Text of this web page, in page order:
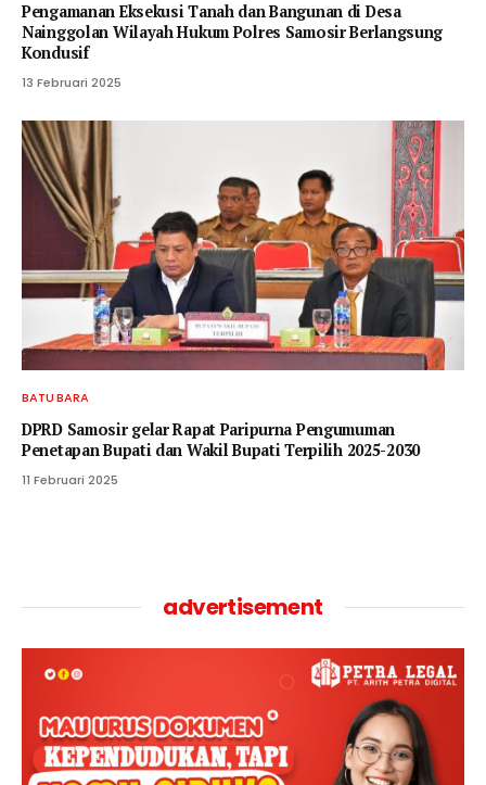
Pengamanan Eksekusi Tanah dan Bangunan di Desa
Nainggolan Wilayah Hukum Polres Samosir Berlangsung
Kondusif
13 Februari 2025
BATU BARA
DPRD Samosir gelar Rapat Paripurna Pengumuman
Penetapan Bupati dan Wakil Bupati Terpilih 2025-2030
11 Februari 2025
advertisement